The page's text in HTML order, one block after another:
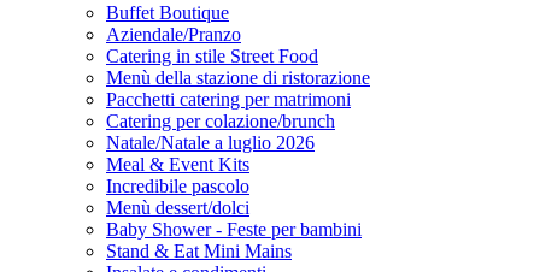
Buffet Boutique
Aziendale/Pranzo
Catering in stile Street Food
Menù della stazione di ristorazione
Pacchetti catering per matrimoni
Catering per colazione/brunch
Natale/Natale a luglio 2026
Meal & Event Kits
Incredibile pascolo
Menù dessert/dolci
Baby Shower - Feste per bambini
Stand & Eat Mini Mains